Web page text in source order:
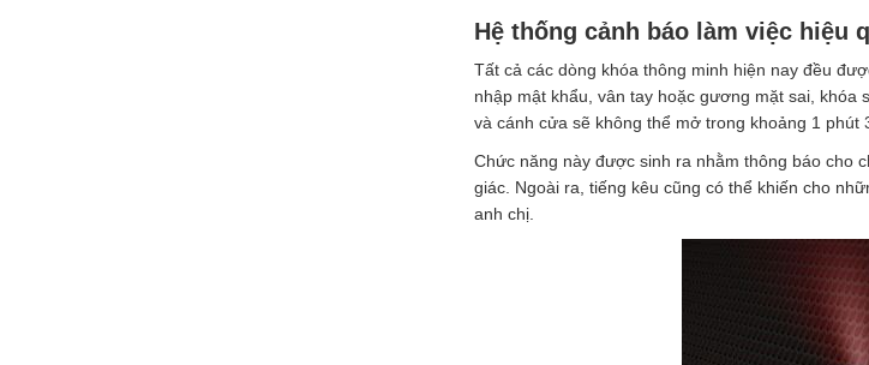
Hệ thống cảnh báo làm việc hiệu
Tất cả các dòng khóa thông minh hiện nay đều
nhập mật khẩu, vân tay hoặc gương mặt sai, khóa
và cánh cửa sẽ không thể mở trong khoảng 1 phút
Chức năng này được sinh ra nhằm thông báo cho
giác. Ngoài ra, tiếng kêu cũng có thể khiến cho
anh chị.